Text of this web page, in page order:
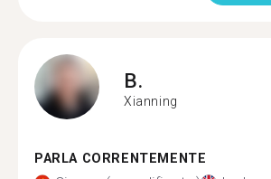
B.
Xianning
PARLA CORRENTEMENTE